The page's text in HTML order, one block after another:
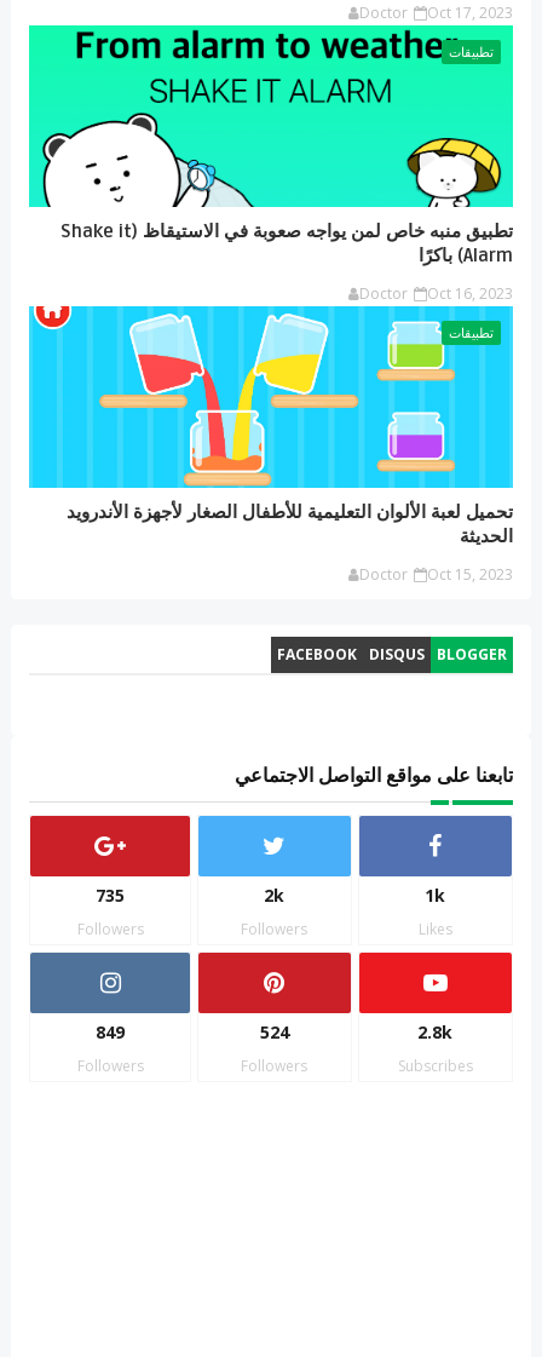
Doctor Oct 17, 2023
تطبيقات
تطبيق منبه خاص لمن يواجه صعوبة في الاستيقاظ (Shake it
Alarm) باكرًا
Doctor Oct 16, 2023
تطبيقات
تحميل لعبة الألوان التعليمية للأطفال الصغار لأجهزة الأندرويد
الحديثة
Doctor Oct 15, 2023
BLOGGER
DISQUS
FACEBOOK
تابعنا على مواقع التواصل الاجتماعي
1k
Likes
2k
Followers
735
Followers
2.8k
Subscribes
524
Followers
849
Followers